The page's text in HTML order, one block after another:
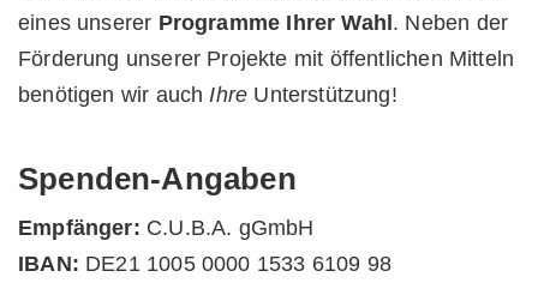
eines unserer Programme Ihrer Wahl . Neben der
Förderung unserer Projekte mit öffentlichen Mitteln
benötigen wir auchIhre Unterstützung!
Spenden-Angaben
Empfänger: C.U.B.A. gGmbH
IBAN: DE21 1005 0000 1533 6109 98